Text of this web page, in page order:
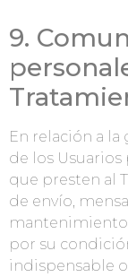
9.
En relación a
de los
que presten al
de envío,
por su
indispensable